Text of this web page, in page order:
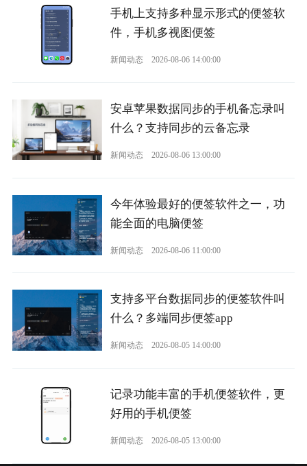
手机上支持多种显示形式的便签软
件，手机多视图便签
新闻动态 2026-08-06 14:00:00
安卓苹果数据同步的手机备忘录叫
什么？支持同步的云备忘录
新闻动态 2026-08-06 13:00:00
今年体验最好的便签软件之一，功
能全面的电脑便签
新闻动态 2026-08-06 11:00:00
支持多平台数据同步的便签软件叫
什么？多端同步便签app
新闻动态 2026-08-05 14:00:00
记录功能丰富的手机便签软件，更
好用的手机便签
新闻动态 2026-08-05 13:00:00